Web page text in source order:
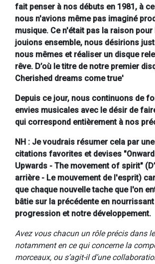
fait penser à nos débuts en 1981, à
nous n'avions même pas imaginé
musique. Ce n'était pas la raison
jouions ensemble, nous désirions
nous mêmes et réaliser un disque
rêve. D’où le titre de notre premier
Cherished dreams come true'
Depuis ce jour, nous continuons de
envies musicales avec le désir de
qui correspond entièrement à nos
NH : Je voudrais résumer cela par
citations favorites et devises
Upwards - The movement of spirit"
arrière - Le mouvement de l'esprit)
que chaque nouvelle tache que l'on
bâtie sur la précédente en
progression et notre développement.
Avez vous chacun un rôle précis dans
notamment en ce qui concerne la
morceaux, ou s’agit-il d’une